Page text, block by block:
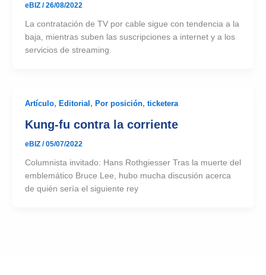
eBIZ /26/08/2022
La contratación de TV por cable sigue con tendencia a la
baja, mientras suben las suscripciones a internet y a los
servicios de streaming.
Artículo, Editorial , Por posición, ticketera
Kung-fu contra la corriente
eBIZ /05/07/2022
Columnista invitado: Hans Rothgiesser Tras la muerte del
emblemático Bruce Lee, hubo mucha discusión acerca
de quién sería el siguiente rey